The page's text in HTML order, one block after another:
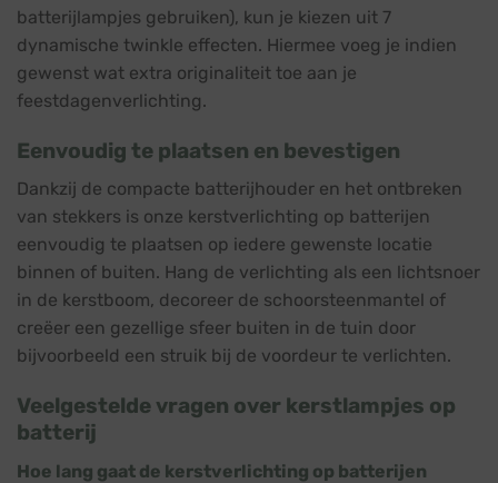
batterijlampjes gebruiken), kun je kiezen uit 7
dynamische twinkle effecten. Hiermee voeg je indien
gewenst wat extra originaliteit toe aan je
feestdagenverlichting.
Eenvoudig te plaatsen en bevestigen
Dankzij de compacte batterijhouder en het ontbreken
van stekkers is onze kerstverlichting op batterijen
eenvoudig te plaatsen op iedere gewenste locatie
binnen of buiten. Hang de verlichting als een lichtsnoer
in de kerstboom, decoreer de schoorsteenmantel of
creëer een gezellige sfeer buiten in de tuin door
bijvoorbeeld een struik bij de voordeur te verlichten.
Veelgestelde vragen over kerstlampjes op
batterij
Hoe lang gaat de kerstverlichting op batterijen